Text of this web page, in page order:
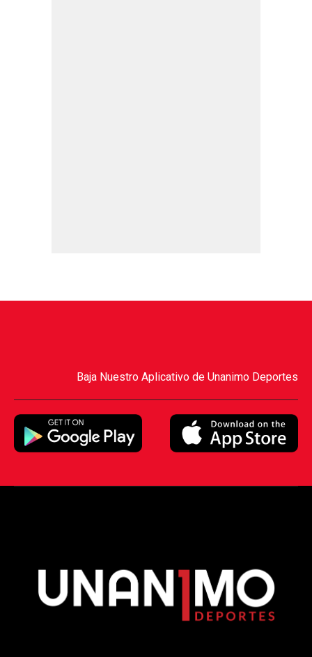
Baja Nuestro Aplicativo de Unanimo Deportes